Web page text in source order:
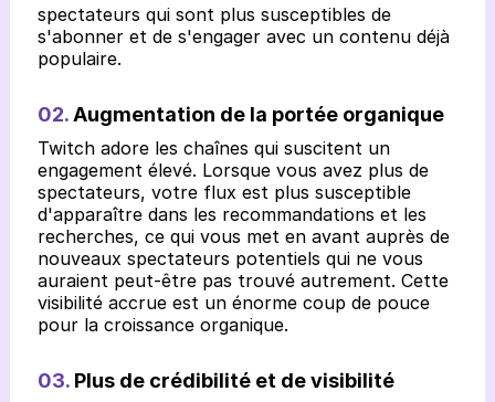
spectateurs qui sont plus susceptibles de
s'abonner et de s'engager avec un contenu déjà
populaire.
02.Augmentation de la portée organique
Twitch adore les chaînes qui suscitent un
engagement élevé. Lorsque vous avez plus de
spectateurs, votre flux est plus susceptible
d'apparaître dans les recommandations et les
recherches, ce qui vous met en avant auprès de
nouveaux spectateurs potentiels qui ne vous
auraient peut-être pas trouvé autrement. Cette
visibilité accrue est un énorme coup de pouce
pour la croissance organique.
03. Plus de crédibilité et de visibilité